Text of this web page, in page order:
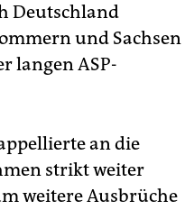
Deutschland
und Sachsen
langen ASP-
an die
strikt weiter
weitere Ausbrüche